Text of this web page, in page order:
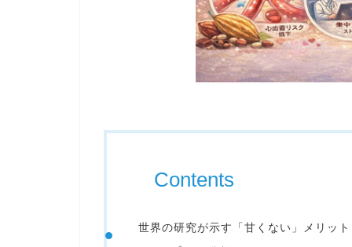
Contents
世界の研究が示す「甘くない」メリッ